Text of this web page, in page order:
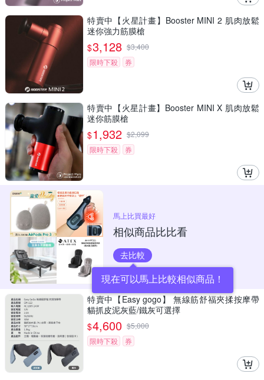
特賣中【火星計畫】Booster MINI 2 肌肉放鬆
迷你強力筋膜槍
$3,128 $3,400
限時下殺
券
特賣中【火星計畫】Booster MINI X 肌肉放鬆
迷你筋膜槍
$1,932 $2,099
限時下殺
券
馬上比買最好
相似商品比比看
去比較
現在可以馬上比較相似商品！
特賣中【Easy gogo】 無線筋舒福夾揉按摩帶
貓抓皮泥灰藍/鐵灰可選擇
$4,600 $5,000
限時下殺
券